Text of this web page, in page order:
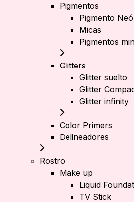
Pigmentos
Pigmento
Micas
Pigmentos
Glitters
Glitter suelto
Glitter
Glitter infinity
Color Primers
Delineadores
Rostro
Make up
Liquid
TV Stick